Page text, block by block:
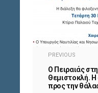
PREVIOUS
Ο Πειραιάς
Θεμιστοκλή.
προς την